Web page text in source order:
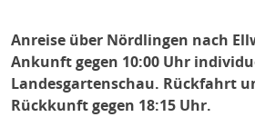
Anreise über Nördlingen nach
Ankunft gegen 10:00 Uhr
Landesgartenschau. Rückfahrt
Rückkunft gegen 18:15 Uhr.